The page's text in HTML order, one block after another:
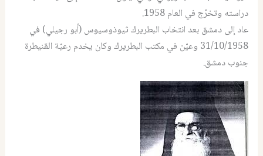
دراسته وتخرّج في العام 1958.
عاد إلى دمشق بعد انتخاب البطريرك ثيوذوسيوس (أبو رجيلي) في
31/10/1958 وعيّن في مكتب البطريرك وكان يخدم رعيّة القنيطرة
جنوب دمشق.